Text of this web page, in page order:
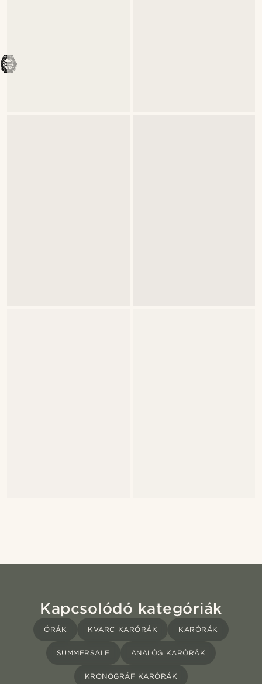
Kapcsolódó kategóriák
ÓRÁK KVARC KARÓRÁK KARÓRÁK
SUMMERSALE ANALÓG KARÓRÁK
KRONOGRÁF KARÓRÁK